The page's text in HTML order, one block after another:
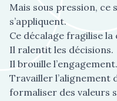
Mais sous pression, ce
s’appliquent.
Ce décalage fragilise la
Il ralentit les décisions.
Il brouille l’engagement.
Travailler l’alignement
formaliser des valeurs